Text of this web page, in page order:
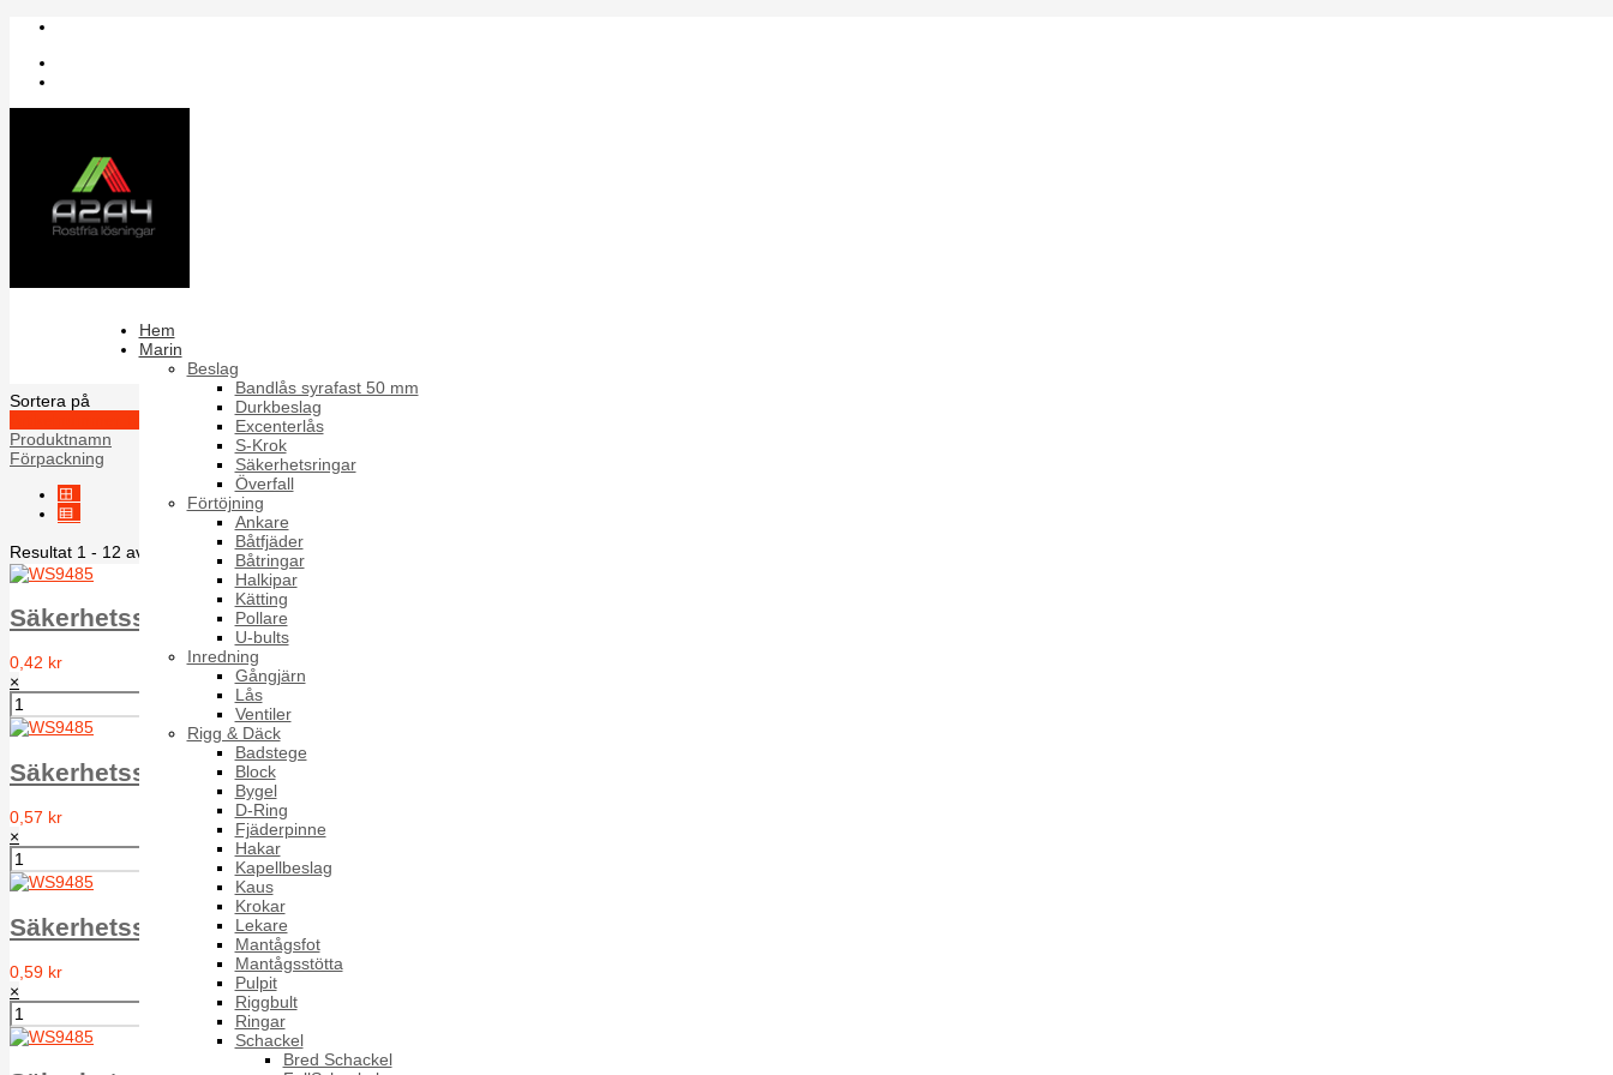
Hem
Marin
Beslag
Bandlås syrafast 50 mm
Durkbeslag
Excenterlås
S-Krok
Säkerhetsringar
Överfall
Förtöjning
Ankare
Båtfjäder
Båtringar
Halkipar
Kätting
Pollare
U-bults
Inredning
Gångjärn
Lås
Ventiler
Rigg & Däck
Badstege
Block
Bygel
D-Ring
Fjäderpinne
Hakar
Kapellbeslag
Kaus
Krokar
Lekare
Mantågsfot
Mantågsstötta
Pulpit
Riggbult
Ringar
Schackel
Bred Schackel
Sök bland artiklar
Rostfria säkerhetsskruvar enligt DIN 7981 med pin och torx
Sortera på
Produktnamn
Förpackning
Resultat 1 - 12 av 12
Säkerhetsskruv DIN 7981 RTS-T WS9485 A2 TX10 3.5X13
0,42 kr
×
Säkerhetsskruv DIN 7981 RTS-T WS9485 A2 TX10 3,5X19
0,57 kr
×
Säkerhetsskruv DIN 7981 RTS-T WS9485 A2 TX15 4.2X13
0,59 kr
×